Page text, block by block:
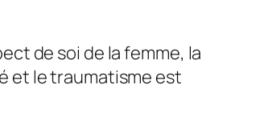
de soi de la femme, la
et le traumatisme est